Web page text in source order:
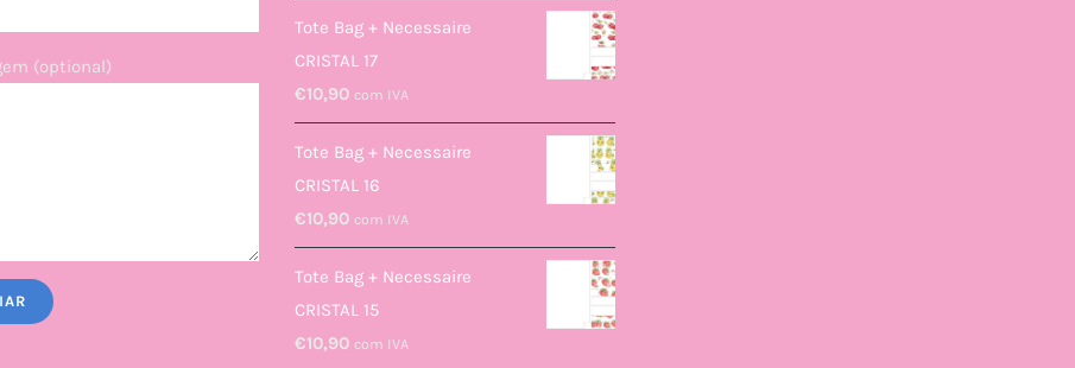
(optional)
Tote Bag + Necessaire
CRISTAL 17
€10,90 com IVA
Tote Bag + Necessaire
CRISTAL 16
€10,90 com IVA
Tote Bag + Necessaire
CRISTAL 15
€10,90 com IVA